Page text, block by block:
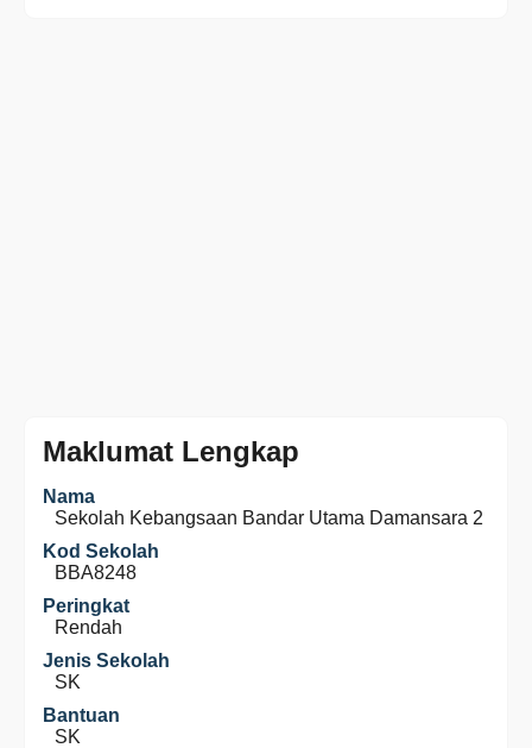
Maklumat Lengkap
Nama
Sekolah Kebangsaan Bandar Utama Damansara 2
Kod Sekolah
BBA8248
Peringkat
Rendah
Jenis Sekolah
SK
Bantuan
SK